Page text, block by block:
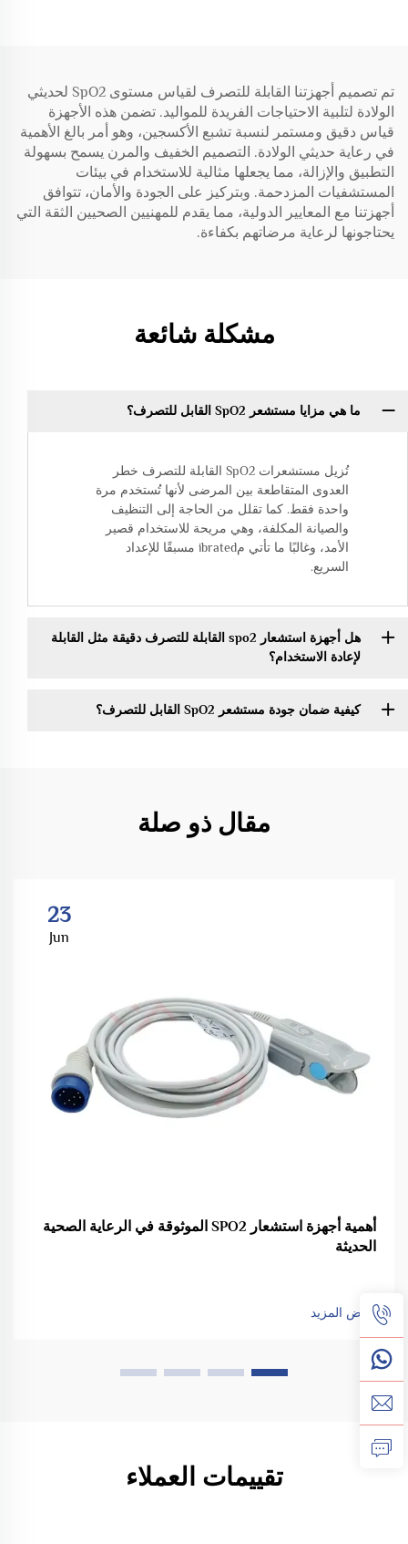
تم تصميم أجهزتنا القابلة للتصرف لقياس مستوى SpO2 لحديثي
الولادة لتلبية الاحتياجات الفريدة للمواليد. تضمن هذه الأجهزة
قياس دقيق ومستمر لنسبة تشبع الأكسجين، وهو أمر بالغ الأهمية
في رعاية حديثي الولادة. التصميم الخفيف والمرن يسمح بسهولة
التطبيق والإزالة، مما يجعلها مثالية للاستخدام في بيئات
المستشفيات المزدحمة. وبتركيز على الجودة والأمان، تتوافق
أجهزتنا مع المعايير الدولية، مما يقدم للمهنيين الصحيين الثقة التي
يحتاجونها لرعاية مرضاتهم بكفاءة.
مشكلة شائعة
ما هي مزايا مستشعر SpO2 القابل للتصرف؟
تُزيل مستشعرات SpO2 القابلة للتصرف خطر
العدوى المتقاطعة بين المرضى لأنها تُستخدم مرة
واحدة فقط. كما تقلل من الحاجة إلى التنظيف
والصيانة المكلفة، وهي مريحة للاستخدام قصير
الأمد، وغالبًا ما تأتي مibrated مسبقًا للإعداد
السريع.
هل أجهزة استشعار spo2 القابلة للتصرف دقيقة مثل القابلة
لإعادة الاستخدام؟
كيفية ضمان جودة مستشعر SpO2 القابل للتصرف؟
مقال ذو صلة
23
Jun
أهمية أجهزة استشعار SPO2 الموثوقة في الرعاية الصحية
الحديثة
عرض المزيد
تقييمات العملاء